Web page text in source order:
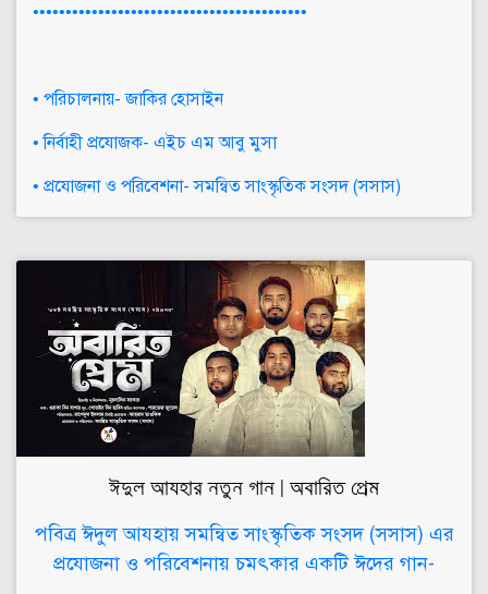
••••••••••••••••••••••••••••••••••••••••••
• পরিচালনায়- জাকির হোসাইন
• নির্বাহী প্রযোজক- এইচ এম আবু মুসা
• প্রযোজনা ও পরিবেশনা- সমন্বিত সাংস্কৃতিক সংসদ (সসাস)
ঈদুল আযহার নতুন গান | অবারিত প্রেম
পবিত্র ঈদুল আযহায় সমন্বিত সাংস্কৃতিক সংসদ (সসাস) এর
প্রযোজনা ও পরিবেশনায় চমৎকার একটি ঈদের গান-